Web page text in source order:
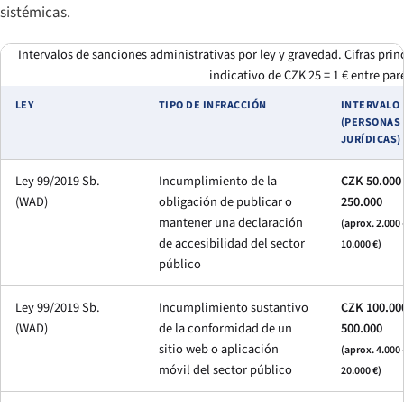
sistémicas.
Intervalos de sanciones administrativas por ley y gravedad. Cifras
indicativo de CZK 25 = 1 € entre
LEY TIPO DE INFRACCIÓN
INTERVALO
(PERSONAS
JURÍDICAS)
Ley 99/2019 Sb.
(WAD)
Incumplimiento de la
obligación de publicar o
mantener una declaración
de accesibilidad del sector
público
CZK
250.000
(aprox. 2.000
10.000 €)
Ley 99/2019 Sb.
(WAD)
Incumplimiento sustantivo
de la conformidad de un
sitio web o aplicación
móvil del sector público
CZK
500.000
(aprox. 4.000
20.000 €)